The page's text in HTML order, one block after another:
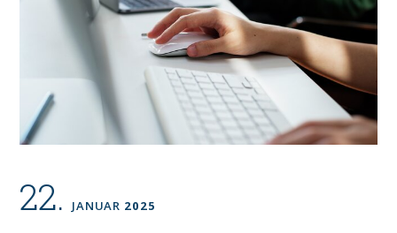
22. JANUAR 2025